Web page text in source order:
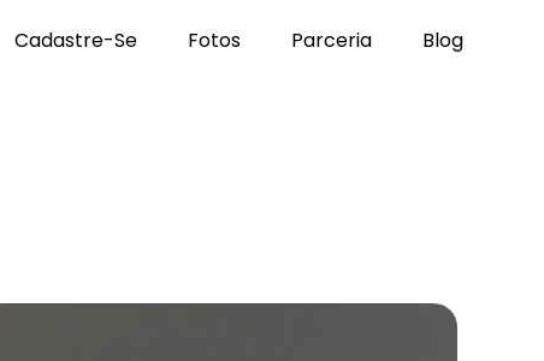
Cadastre-Se Fotos Parceria Blog